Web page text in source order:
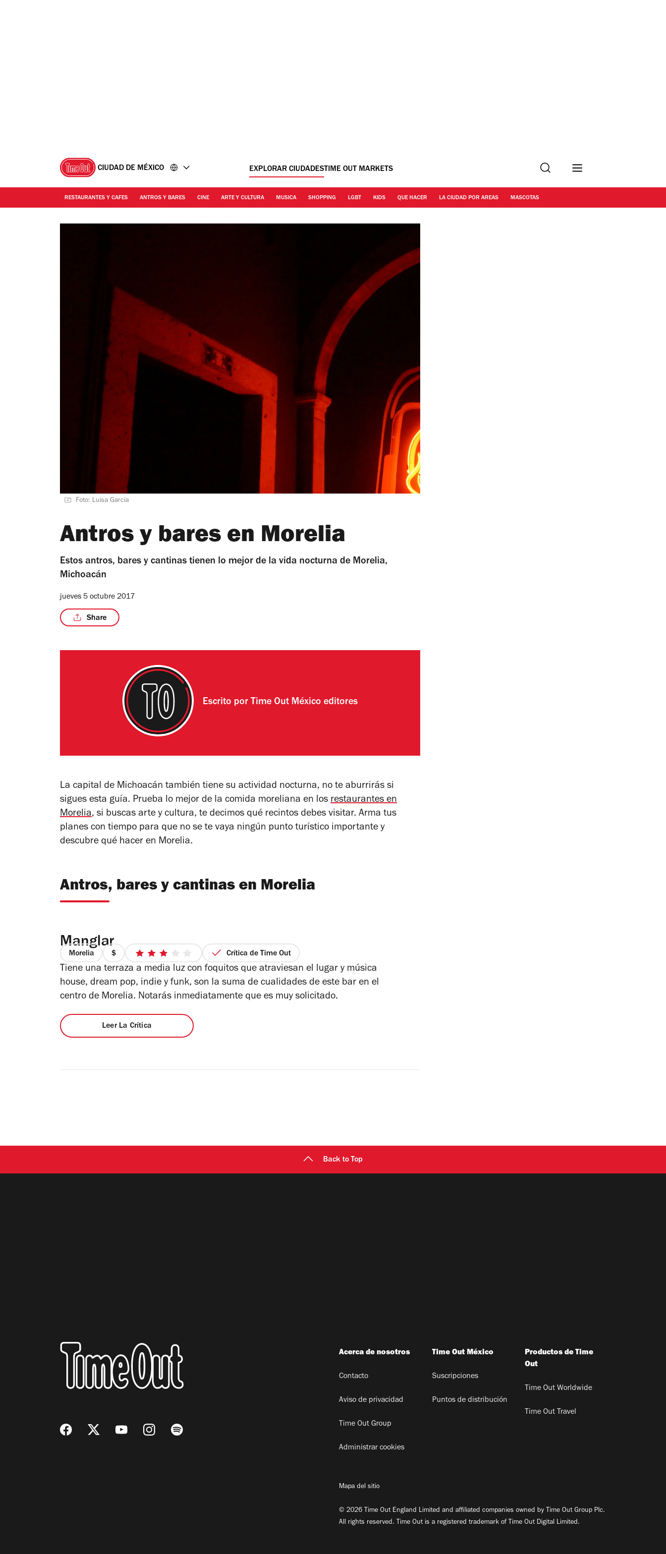
CIUDAD DE MÉXICO EXPLORAR CIUDADESTIME OUT MARKETS Buscar
RESTAURANTES Y CAFES ANTROS Y BARES CINE ARTE Y CULTURA MUSICA SHOPPING LGBT KIDS QUE HACER LA CIUDAD POR AREAS MASCOTAS
Foto: Luisa García
Antros y bares en Morelia
Estos antros, bares y cantinas tienen lo mejor de la vida nocturna de Morelia,
Michoacán
jueves 5 octubre 2017
Share
Escrito por Time Out México editores
La capital de Michoacán también tiene su actividad nocturna, no te aburrirás si
sigues esta guía. Prueba lo mejor de la comida moreliana en los restaurantes en
Morelia, si buscas arte y cultura, te decimos qué recintos debes visitar. Arma tus
planes con tiempo para que no se te vaya ningún punto turístico importante y
descubre qué hacer en Morelia.
Antros, bares y cantinas en Morelia
Manglar
Morelia
precio
1
de
4
3
de
5
estrellas
Crítica de Time Out
Tiene una terraza a media luz con foquitos que atraviesan el lugar y música
house, dream pop, indie y funk, son la suma de cualidades de este bar en el
centro de Morelia. Notarás inmediatamente que es muy solicitado.
Leer La Crítica
Back to Top
Acerca de nosotros
Contacto
Aviso de privacidad
Time Out Group
Administrar cookies
Time Out México
Suscripciones
Puntos de distribución
Productos de Time
Out
Time Out Worldwide
Time Out Travel
Mapa del sitio
© 2026 Time Out England Limited and affiliated companies owned by Time Out Group Plc.
All rights reserved. Time Out is a registered trademark of Time Out Digital Limited.